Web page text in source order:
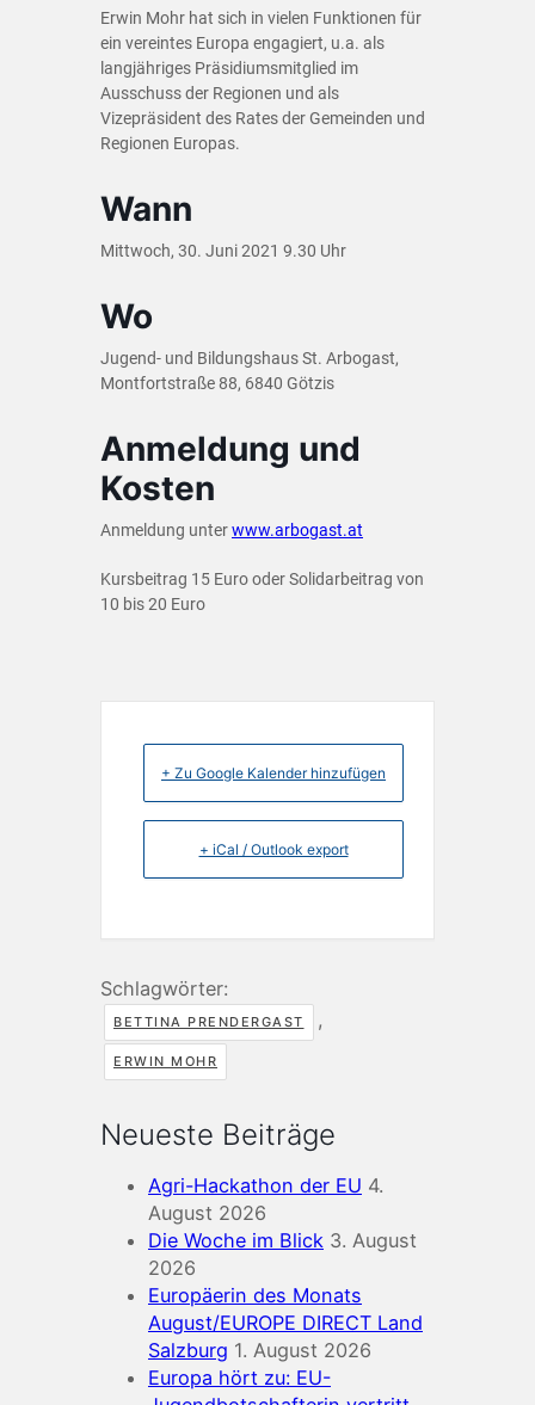
Erwin Mohr hat sich in vielen Funktionen für
ein vereintes Europa engagiert, u.a. als
langjähriges Präsidiumsmitglied im
Ausschuss der Regionen und als
Vizepräsident des Rates der Gemeinden und
Regionen Europas.
Wann
Mittwoch, 30. Juni 2021 9.30 Uhr
Wo
Jugend- und Bildungshaus St. Arbogast,
Montfortstraße 88, 6840 Götzis
Anmeldung und
Kosten
Anmeldung unterwww.arbogast.at
Kursbeitrag 15 Euro oder Solidarbeitrag von
10 bis 20 Euro
+ Zu Google Kalender hinzufügen
+ iCal / Outlook export
Schlagwörter:
BETTINA PRENDERGAST ,
ERWIN MOHR
Neueste Beiträge
Agri-Hackathon der EU 4.
August 2026
Die Woche im Blick 3. August
2026
Europäerin des Monats
August/EUROPE DIRECT Land
Salzburg 1. August 2026
Europa hört zu: EU-